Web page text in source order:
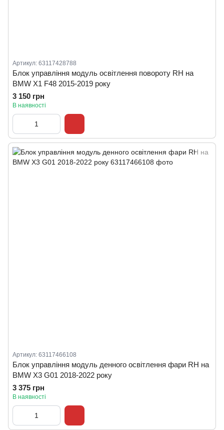
Артикул: 63117428788
Блок управління модуль освітлення повороту RH на
BMW X1 F48 2015-2019 року
3 150 грн
В наявності
Артикул: 63117466108
Блок управління модуль денного освітлення фари RH на
BMW X3 G01 2018-2022 року
3 375 грн
В наявності